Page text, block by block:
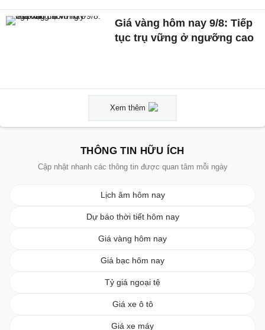
Giá vàng hôm nay 9/8: Tiếp
tục trụ vững ở ngưỡng cao
Xem thêm
THÔNG TIN HỮU ÍCH
Cập nhật nhanh các thông tin được quan tâm mỗi ngày
Lịch âm hôm nay
Dự báo thời tiết hôm nay
Giá vàng hôm nay
Giá bạc hôm nay
Tỷ giá ngoại tệ
Giá xe ô tô
Giá xe máy